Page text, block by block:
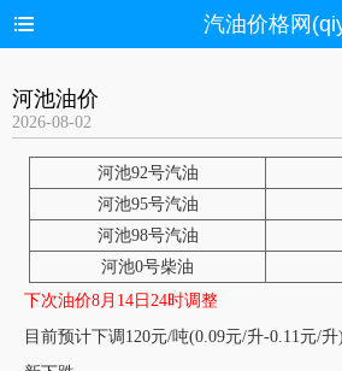
汽油价格网
河池油价
2026-08-02
河池92号汽油
河池95号汽油
河池98号汽油
河池0号柴油
下次油价8月14日24时调整
目前预计下调120元/吨(0.09元/升-0.11元/